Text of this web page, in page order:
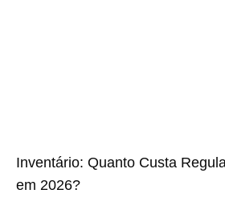
Inventário: Quanto Custa
em 2026?